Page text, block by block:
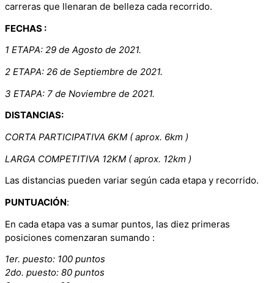
carreras que llenaran de belleza cada recorrido.
FECHAS :
1 ETAPA: 29 de Agosto de 2021.
2 ETAPA: 26 de Septiembre de 2021.
3 ETAPA: 7 de Noviembre de 2021.
DISTANCIAS:
CORTA PARTICIPATIVA 6KM ( aprox. 6km )
LARGA COMPETITIVA 12KM ( aprox. 12km )
Las distancias pueden variar según cada etapa y recorrido.
PUNTUACIÓN:
En cada etapa vas a sumar puntos, las diez primeras
posiciones comenzaran sumando :
1er. puesto: 100 puntos
2do. puesto: 80 puntos